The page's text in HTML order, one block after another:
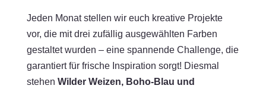
Jeden Monat stellen wir euch kreative Projekte
vor, die mit drei zufällig ausgewählten Farben
gestaltet wurden – eine spannende Challenge, die
garantiert für frische Inspiration sorgt! Diesmal
stehen Wilder Weizen, Boho-Blau und